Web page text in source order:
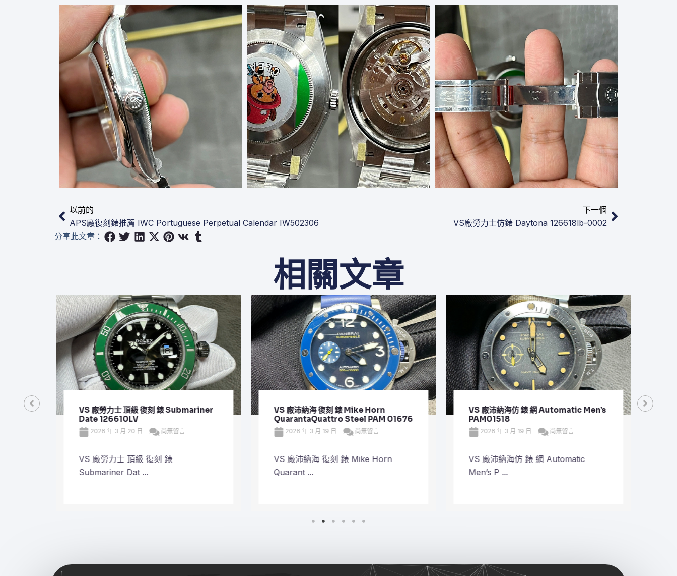
上一頁
以前的
APS廠復刻錶推薦 IWC Portuguese Perpetual Calendar IW502306
下一個
VS廠勞力士仿錶 Daytona 126618lb-0002
下一篇
分享此文章：
相關文章
VS 廠勞力士 頂級 復刻 錶 Submariner
Date 126610LV
2026 年 3 月 20 日 尚無留言
VS 廠勞力士 頂級 復刻 錶
Submariner Dat ...
VS 廠沛納海 復刻 錶 Mike Horn
QuarantaQuattro Steel PAM 01676
2026 年 3 月 19 日 尚無留言
VS 廠沛納海 復刻 錶 Mike Horn
Quarant ...
VS 廠沛納海仿 錶 網 Automatic Men’s
PAM01518
2026 年 3 月 19 日 尚無留言
VS 廠沛納海仿 錶 網 Automatic
Men’s P ...